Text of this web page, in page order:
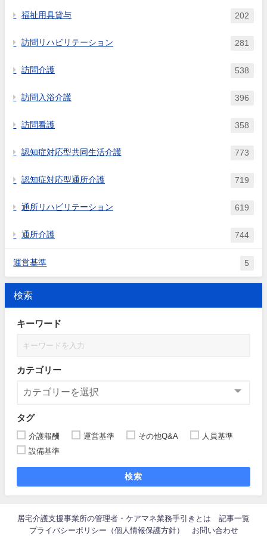
福祉用具貸与 202
訪問リハビリテーション 281
訪問介護 538
訪問入浴介護 396
訪問看護 358
認知症対応型共同生活介護 773
認知症対応型通所介護 719
通所リハビリテーション 619
通所介護 744
運営基準 5
検索
キーワード
カテゴリー
タグ
介護報酬 運営基準 その他Q&A
人員基準
設備基準
検索
居宅介護支援事業所の管理者・ケアマネ業務手引きとは
記事一覧
プライバシーポリシー（個人情報保護方針）
お問い合わせ